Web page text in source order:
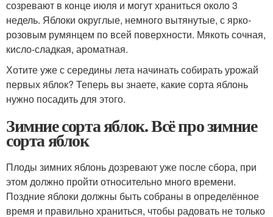
созревают в конце июля и могут храниться около 3
недель. Яблоки округлые, немного вытянутые, с ярко-
розовым румянцем по всей поверхности. Мякоть сочная,
кисло-сладкая, ароматная.
Хотите уже с середины лета начинать собирать урожай
первых яблок? Теперь вы знаете, какие сорта яблонь
нужно посадить для этого.
Зимние сорта яблок. Всё про зимние
сорта яблок
Плоды зимних яблонь дозревают уже после сбора, при
этом должно пройти относительно много времени.
Поздние яблоки должны быть собраны в определённое
время и правильно храниться, чтобы радовать не только